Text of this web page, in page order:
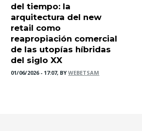
del tiempo: la
arquitectura del new
retail como
reapropiación comercial
de las utopías híbridas
del siglo XX
01/06/2026 - 17:07, BYWEBETSAM